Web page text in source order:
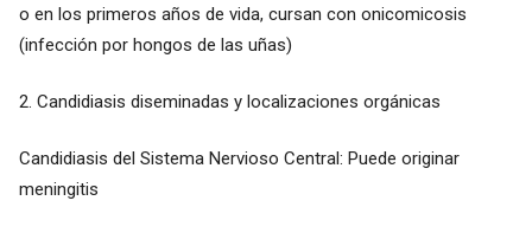
o en los primeros años de vida, cursan con onicomicosis
(infección por hongos de las uñas)
2. Candidiasis diseminadas y localizaciones orgánicas
Candidiasis del Sistema Nervioso Central: Puede originar
meningitis